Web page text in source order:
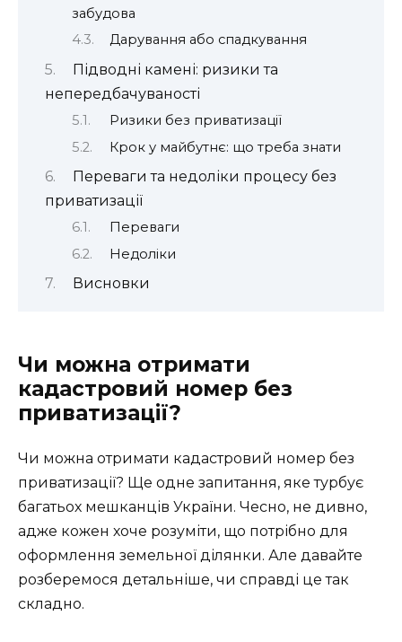
забудова
Дарування або спадкування
Підводні камені: ризики та
непередбачуваності
Ризики без приватизації
Крок у майбутнє: що треба знати
Переваги та недоліки процесу без
приватизації
Переваги
Недоліки
Висновки
Чи можна отримати
кадастровий номер без
приватизації?
Чи можна отримати кадастровий номер без
приватизації? Ще одне запитання, яке турбує
багатьох мешканців України. Чесно, не дивно,
адже кожен хоче розуміти, що потрібно для
оформлення земельної ділянки. Але давайте
розберемося детальніше, чи справді це так
складно.